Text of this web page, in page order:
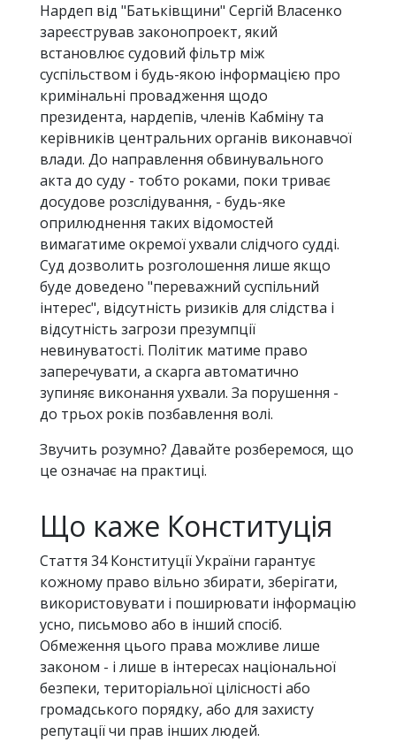
Нардеп від "Батьківщини" Сергій Власенко
зареєстрував законопроект, який
встановлює судовий фільтр між
суспільством і будь-якою інформацією про
кримінальні провадження щодо
президента, нардепів, членів Кабміну та
керівників центральних органів виконавчої
влади. До направлення обвинувального
акта до суду - тобто роками, поки триває
досудове розслідування, - будь-яке
оприлюднення таких відомостей
вимагатиме окремої ухвали слідчого судді.
Суд дозволить розголошення лише якщо
буде доведено "переважний суспільний
інтерес", відсутність ризиків для слідства і
відсутність загрози презумпції
невинуватості. Політик матиме право
заперечувати, а скарга автоматично
зупиняє виконання ухвали. За порушення -
до трьох років позбавлення волі.
Звучить розумно? Давайте розберемося, що
це означає на практиці.
Що каже Конституція
Стаття 34 Конституції України гарантує
кожному право вільно збирати, зберігати,
використовувати і поширювати інформацію
усно, письмово або в інший спосіб.
Обмеження цього права можливе лише
законом - і лише в інтересах національної
безпеки, територіальної цілісності або
громадського порядку, або для захисту
репутації чи прав інших людей.